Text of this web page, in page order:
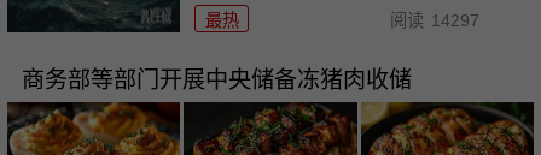
最热 阅读 14297
商务部等部门开展中央储备冻猪肉收储